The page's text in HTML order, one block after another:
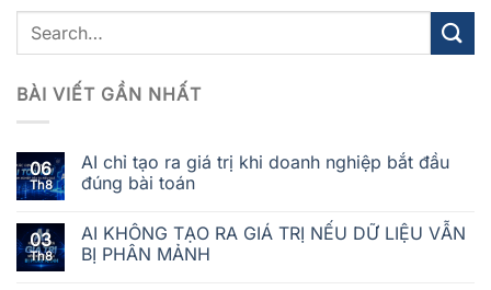
BÀI VIẾT GẦN NHẤT
06
Th8
AI chỉ tạo ra giá trị khi doanh nghiệp bắt đầu
đúng bài toán
03
Th8
AI KHÔNG TẠO RA GIÁ TRỊ NẾU DỮ LIỆU VẪN
BỊ PHÂN MẢNH